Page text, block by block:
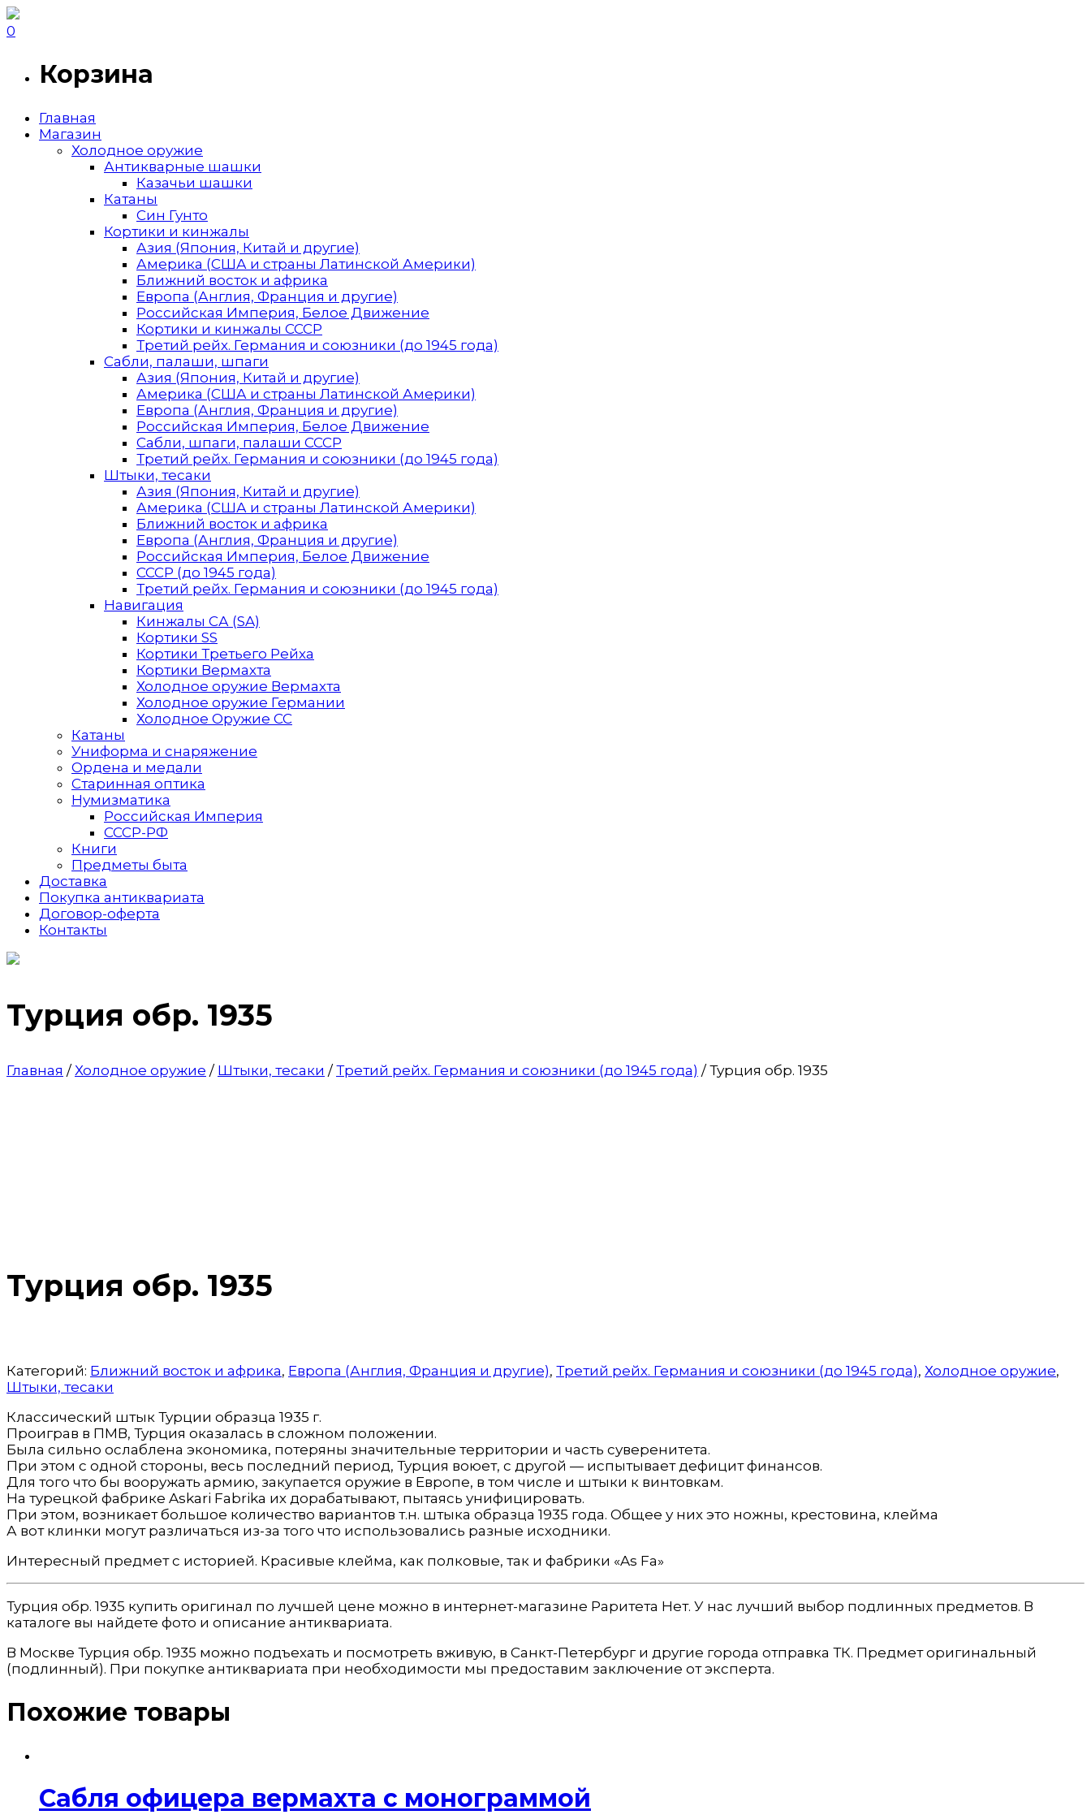
0
Корзина
Главная
Магазин
Холодное оружие
Антикварные шашки
Казачьи шашки
Катаны
Син Гунто
Кортики и кинжалы
Азия (Япония, Китай и другие)
Америка (США и страны Латинской Америки)
Ближний восток и африка
Европа (Англия, Франция и другие)
Российская Империя, Белое Движение
Кортики и кинжалы СССР
Третий рейх. Германия и союзники (до 1945 года)
Сабли, палаши, шпаги
Азия (Япония, Китай и другие)
Америка (США и страны Латинской Америки)
Европа (Англия, Франция и другие)
Российская Империя, Белое Движение
Сабли, шпаги, палаши СССР
Третий рейх. Германия и союзники (до 1945 года)
Штыки, тесаки
Азия (Япония, Китай и другие)
Америка (США и страны Латинской Америки)
Ближний восток и африка
Европа (Англия, Франция и другие)
Российская Империя, Белое Движение
СССР (до 1945 года)
Третий рейх. Германия и союзники (до 1945 года)
Навигация
Кинжалы СА (SA)
Кортики SS
Кортики Третьего Рейха
Кортики Вермахта
Холодное оружие Вермахта
Холодное оружие Германии
Холодное Оружие СС
Катаны
Униформа и снаряжение
Ордена и медали
Старинная оптика
Нумизматика
Российская Империя
СССР-РФ
Книги
Предметы быта
Доставка
Покупка антиквариата
Договор-оферта
Контакты
Турция обр. 1935
Главная / Холодное оружие / Штыки, тесаки /Третий рейх. Германия и союзники (до 1945 года) / Турция обр. 1935
Турция обр. 1935
Категорий: Ближний восток и африка, Европа (Англия, Франция и другие), Третий рейх. Германия и союзники (до 1945 года), Холодное оружие,
Штыки, тесаки
Классический штык Турции образца 1935 г.
Проиграв в ПМВ, Турция оказалась в сложном положении.
Была сильно ослаблена экономика, потеряны значительные территории и часть суверенитета.
При этом с одной стороны, весь последний период, Турция воюет, с другой — испытывает дефицит финансов.
Для того что бы вооружать армию, закупается оружие в Европе, в том числе и штыки к винтовкам.
На турецкой фабрике Askari Fabrika их дорабатывают, пытаясь унифицировать.
При этом, возникает большое количество вариантов т.н. штыка образца 1935 года. Общее у них это ножны, крестовина, клейма
А вот клинки могут различаться из-за того что использовались разные исходники.
Интересный предмет с историей. Красивые клейма, как полковые, так и фабрики «As Fa»
Турция обр. 1935 купить оригинал по лучшей цене можно в интернет-магазине Раритета Нет. У нас лучший выбор подлинных предметов. В
каталоге вы найдете фото и описание антиквариата.
В Москве Турция обр. 1935 можно подъехать и посмотреть вживую, в Санкт-Петербург и другие города отправка ТК. Предмет оригинальный
(подлинный). При покупке антиквариата при необходимости мы предоставим заключение от эксперта.
Похожие товары
Сабля офицера вермахта с монограммой